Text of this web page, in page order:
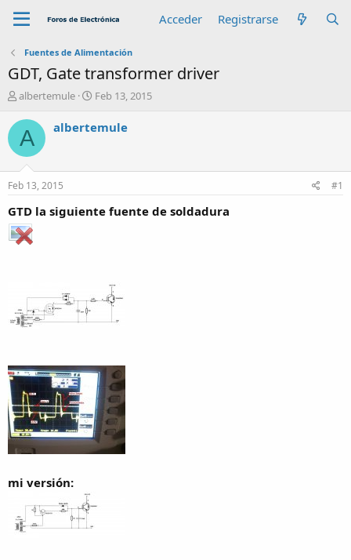
Acceder Registrarse
Fuentes de Alimentación
GDT, Gate transformer driver
A
t
o
r
albertemule
F
c
n
Feb 13, 2015
A albertemule
Feb 13, 2015 #1
GTD la siguiente fuente de soldadura
mi versión: